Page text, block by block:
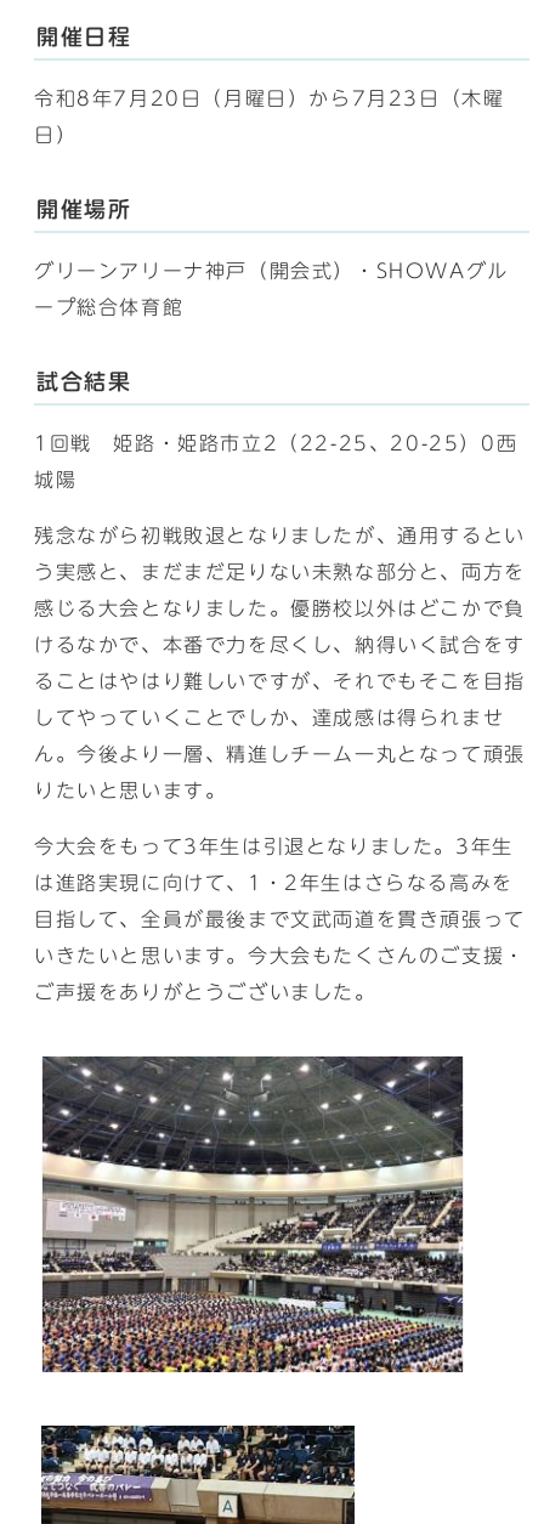
開催日程
令和8年7月20日（月曜日）から7月23日（木曜
日）
開催場所
グリーンアリーナ神戸（開会式）・SHOWAグル
ープ総合体育館
試合結果
1回戦 姫路・姫路市立2（22-25、20-25）0西
城陽
残念ながら初戦敗退となりましたが、通用するとい
う実感と、まだまだ足りない未熟な部分と、両方を
感じる大会となりました。優勝校以外はどこかで負
けるなかで、本番で力を尽くし、納得いく試合をす
ることはやはり難しいですが、それでもそこを目指
してやっていくことでしか、達成感は得られませ
ん。今後より一層、精進しチーム一丸となって頑張
りたいと思います。
今大会をもって3年生は引退となりました。3年生
は進路実現に向けて、1・2年生はさらなる高みを
目指して、全員が最後まで文武両道を貫き頑張って
いきたいと思います。今大会もたくさんのご支援・
ご声援をありがとうございました。